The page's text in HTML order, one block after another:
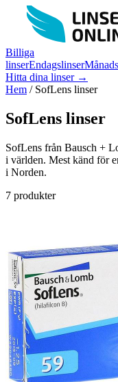
Billiga
linserEndagslinser
Hitta dina linser →
Hem / SofLens linser
SofLens linser
SofLens från Bausch +
i världen. Mest känd för
i Norden.
7 produkter